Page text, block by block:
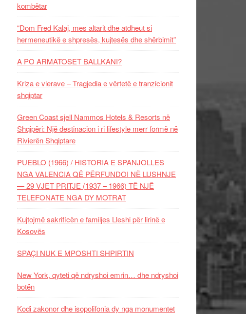
kombëtar
“Dom Fred Kalaj, mes altarit dhe atdheut si
hermeneutikë e shpresës, kujtesës dhe shërbimit”
A PO ARMATOSET BALLKANI?
Kriza e vlerave – Tragjedia e vërtetë e tranzicionit
shqiptar
Green Coast sjell Nammos Hotels & Resorts në
Shqipëri: Një destinacion i ri lifestyle merr formë në
Rivierën Shqiptare
PUEBLO (1966) / HISTORIA E SPANJOLLES
NGA VALENCIA QË PËRFUNDOI NË LUSHNJE
— 29 VJET PRITJE (1937 – 1966) TË NJË
TELEFONATE NGA DY MOTRAT
Kujtojmë sakrificën e familjes Lleshi për lirinë e
Kosovës
SPAÇI NUK E MPOSHTI SHPIRTIN
New York, qyteti që ndryshoi emrin… dhe ndryshoi
botën
Kodi zakonor dhe isopolifonia dy nga monumentet